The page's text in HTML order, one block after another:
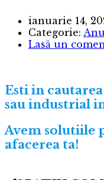
ianuarie 14,
Categorie:
Lasă un
Esti in
sau industrial
Avem solutiile
afacerea ta!